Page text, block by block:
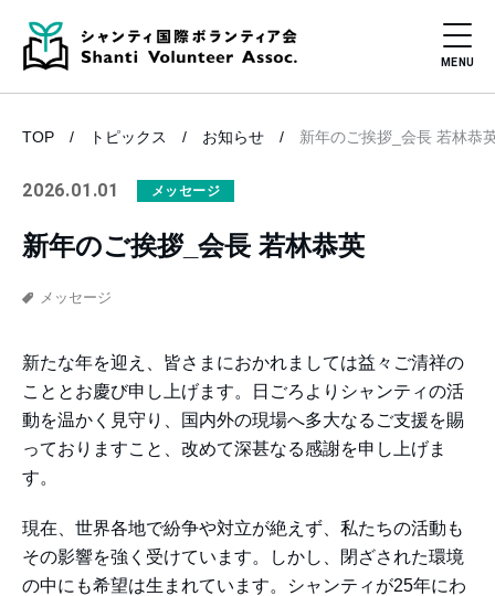
TOP トピックス お知らせ 新年のご挨拶_会長 若林恭
2026.01.01 メッセージ
新年のご挨拶_会長 若林恭英
メッセージ
新たな年を迎え、皆さまにおかれましては益々ご清祥の
こととお慶び申し上げます。日ごろよりシャンティの活
動を温かく見守り、国内外の現場へ多大なるご支援を賜
っておりますこと、改めて深甚なる感謝を申し上げま
す。
現在、世界各地で紛争や対立が絶えず、私たちの活動も
その影響を強く受けています。しかし、閉ざされた環境
の中にも希望は生まれています。シャンティが25年にわ